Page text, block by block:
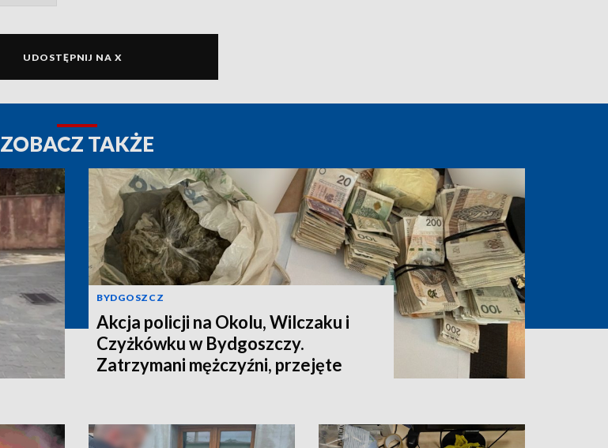
UDOSTĘPNIJ NA X
ZOBACZ TAKŻE
BYDGOSZCZ
Akcja policji na Okolu, Wilczaku i
Czyżkówku w Bydgoszczy.
Zatrzymani mężczyźni, przejęte